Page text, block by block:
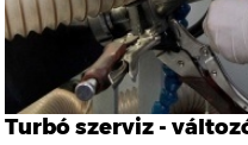
Turbó szerviz -